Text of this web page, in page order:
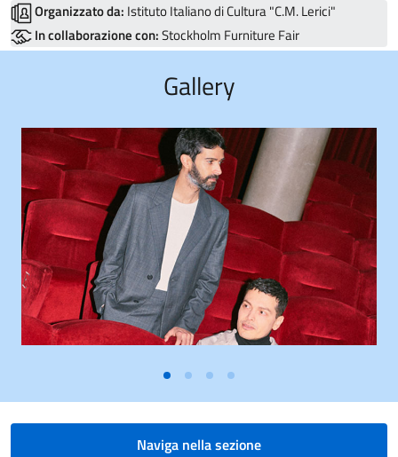
Organizzato da: Istituto Italiano di Cultura "C.M. Lerici"
In collaborazione con:Stockholm Furniture Fair
Gallery
Naviga nella sezione